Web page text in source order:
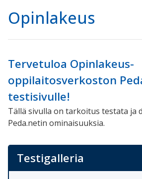
Opinlakeus
Tervetuloa Opinlakeus-
oppilaitosverkoston
testisivulle!
Tällä sivulla on tarkoitus testata ja
Peda.netin ominaisuuksia.
Testigalleria